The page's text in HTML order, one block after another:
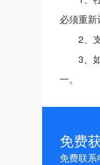
必须重新
2、
3、
一。
免费
免费联系